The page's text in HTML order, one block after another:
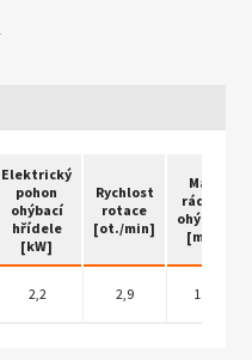
Elektrický
pohon
ohýbací
hřídele
[kW]
Rychlost
rotace
[ot./min]
Max.
rádius
ohýbání
[mm]
2,2 2,9 150